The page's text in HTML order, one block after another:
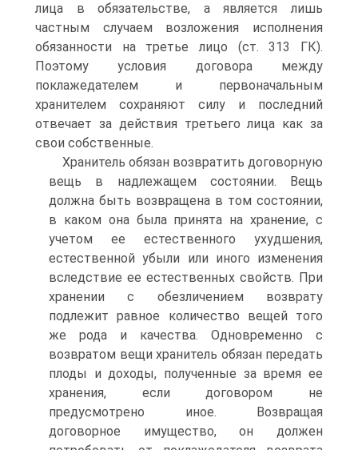
лица в обязательстве, а является лишь
частным случаем возложения исполнения
обязанности на третье лицо (ст. 313 ГК).
Поэтому условия договора между
поклажедателем и первоначальным
хранителем сохраняют силу и последний
отвечает за действия третьего лица как за
свои собственные.
Хранитель обязан возвратить договорную
вещь в надлежащем состоянии. Вещь
должна быть возвращена в том состоянии,
в каком она была принята на хранение, с
учетом ее естественного ухудшения,
естественной убыли или иного изменения
вследствие ее естественных свойств. При
хранении с обезличением возврату
подлежит равное количество вещей того
же рода и качества. Одновременно с
возвратом вещи хранитель обязан передать
плоды и доходы, полученные за время ее
хранения, если договором не
предусмотрено иное. Возвращая
договорное имущество, он должен